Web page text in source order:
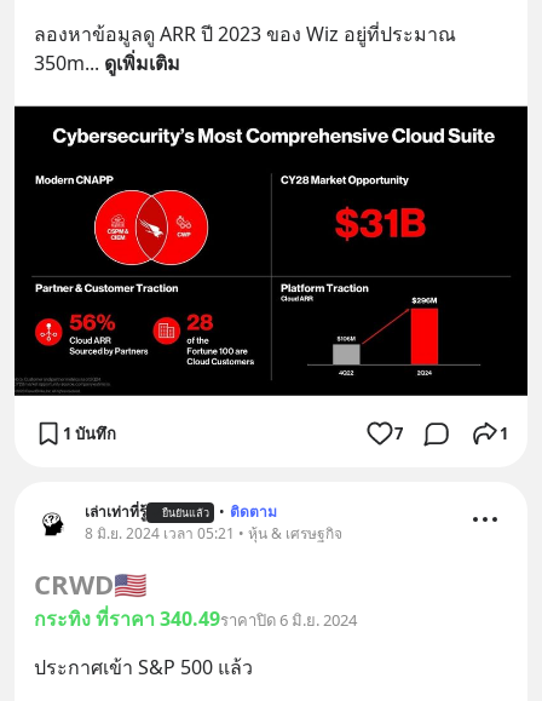
ลองหาข้อมูลดู ARR ปี 2023 ของ Wiz อยู่ที่ประมาณ
350m... ดูเพิ่มเติม
1 บันทึก 7 1
เล่าเท่าที่รู้ ยืนยันแล้ว • ติดตาม
8 มิ.ย. 2024 เวลา 05:21 • หุ้น & เศรษฐกิจ
CRWD🇺🇸
กระทิง ที่ราคา 340.49ราคาปิด 6 มิ.ย. 2024
ประกาศเข้า S&P 500 แล้ว